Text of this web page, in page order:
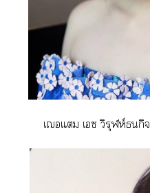
เแ เซ วิรุฬห์ธนกิจ